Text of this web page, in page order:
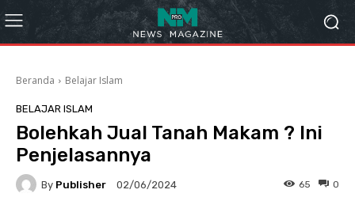
Beranda Belajar Islam
BELAJAR ISLAM
Bolehkah Jual Tanah Makam ? Ini
Penjelasannya
By Publisher 02/06/2024 0
65